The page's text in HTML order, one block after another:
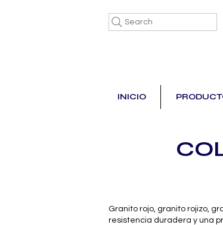
Search
INICIO
Granito rojo, granito rojizo,
resistencia duradera y una